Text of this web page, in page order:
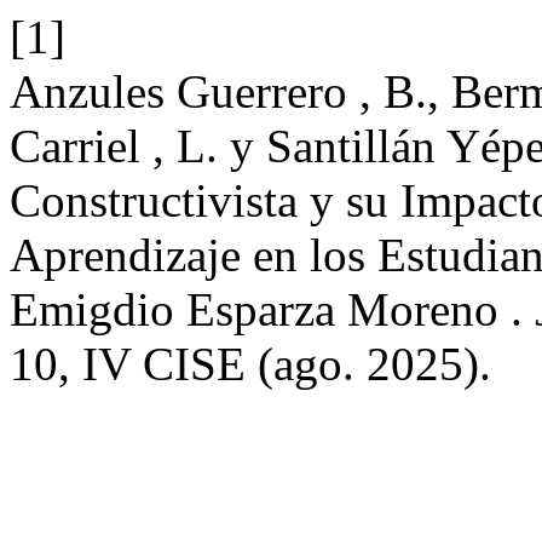
[1]
Anzules Guerrero , B.,
Carriel , L. y Santillán
Constructivista y su
Aprendizaje en los
Emigdio Esparza Moreno .
10, IV CISE (ago. 2025).